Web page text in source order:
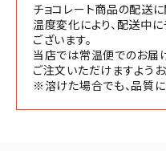
チョコレート商品の配送
温度変化により、配送中
ございます。
当店では常温便でのお届
ご注文いただけますよう
※溶けた場合でも、品質に